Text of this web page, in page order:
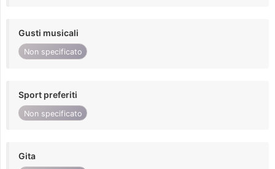
Gusti musicali
Non specificato
Sport preferiti
Non specificato
Gita